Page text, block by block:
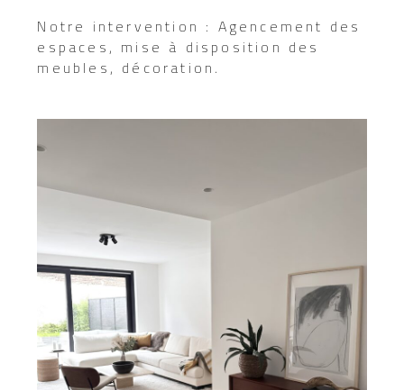
Notre intervention : Agencement des
espaces, mise à disposition des
meubles, décoration.